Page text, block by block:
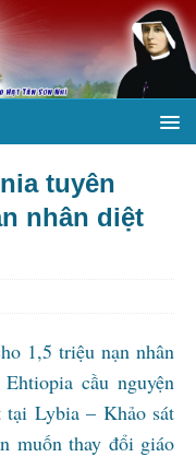
tuyên
nhân diệt
1,5 triệu nạn nhân
cầu nguyện
Lybia – Khảo sát
muốn thay đổi giáo